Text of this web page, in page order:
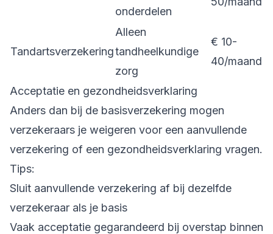
onderdelen
Tandartsverzekering
Alleen
tandheelkundige
zorg
€ 10-
40/maand
Acceptatie en gezondheidsverklaring
Anders dan bij de basisverzekering mogen
verzekeraars je weigeren voor een aanvullende
verzekering of een gezondheidsverklaring vragen.
Tips:
Sluit aanvullende verzekering af bij dezelfde
verzekeraar als je basis
Vaak acceptatie gegarandeerd bij overstap binnen